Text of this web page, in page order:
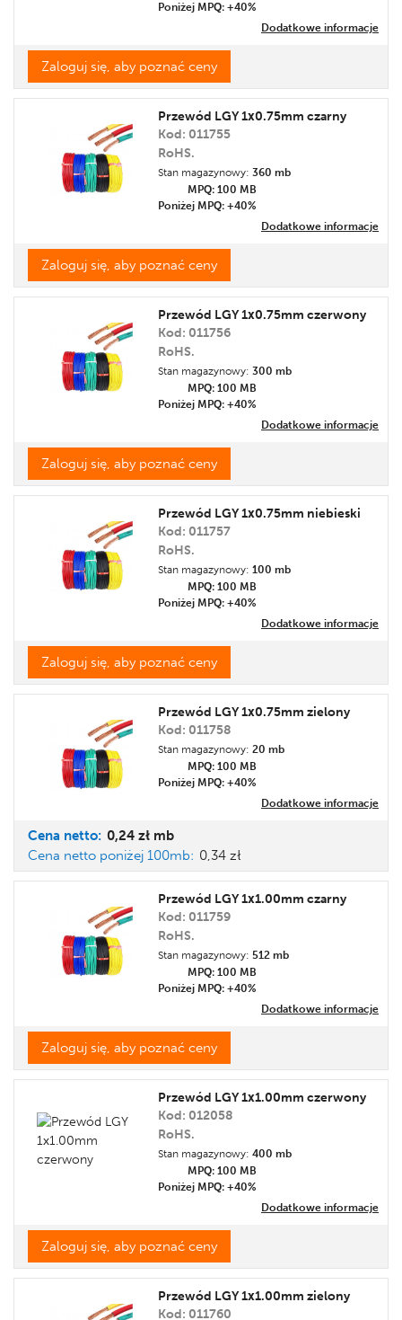
Poniżej MPQ: +40%
Dodatkowe informacje
Zaloguj się, aby poznać ceny
Przewód LGY 1x0.75mm czarny
Kod: 011755
RoHS.
Stan magazynowy: 360 mb
MPQ: 100 MB
Poniżej MPQ: +40%
Dodatkowe informacje
Zaloguj się, aby poznać ceny
Przewód LGY 1x0.75mm czerwony
Kod: 011756
RoHS.
Stan magazynowy: 300 mb
MPQ: 100 MB
Poniżej MPQ: +40%
Dodatkowe informacje
Zaloguj się, aby poznać ceny
Przewód LGY 1x0.75mm niebieski
Kod: 011757
RoHS.
Stan magazynowy: 100 mb
MPQ: 100 MB
Poniżej MPQ: +40%
Dodatkowe informacje
Zaloguj się, aby poznać ceny
Przewód LGY 1x0.75mm zielony
Kod: 011758
Stan magazynowy: 20 mb
MPQ: 100 MB
Poniżej MPQ: +40%
Dodatkowe informacje
Cena netto: 0,24 zł mb
Cena netto poniżej 100mb: 0,34 zł
Przewód LGY 1x1.00mm czarny
Kod: 011759
RoHS.
Stan magazynowy: 512 mb
MPQ: 100 MB
Poniżej MPQ: +40%
Dodatkowe informacje
Zaloguj się, aby poznać ceny
Przewód LGY 1x1.00mm czerwony
Kod: 012058
RoHS.
Stan magazynowy: 400 mb
MPQ: 100 MB
Poniżej MPQ: +40%
Dodatkowe informacje
Zaloguj się, aby poznać ceny
Przewód LGY 1x1.00mm zielony
Kod: 011760